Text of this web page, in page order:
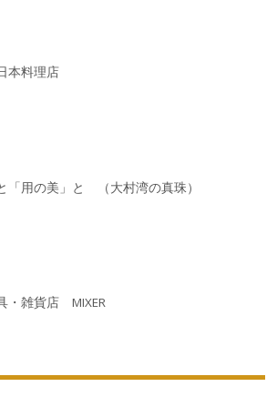
本料理店
「用の美」と （大村湾の真珠）
・雑貨店 MIXER